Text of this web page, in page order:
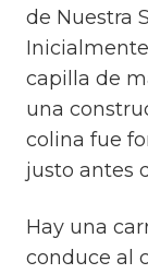
de Nuestra
capilla de
una
colina fue
justo antes
Hay una
conduce al